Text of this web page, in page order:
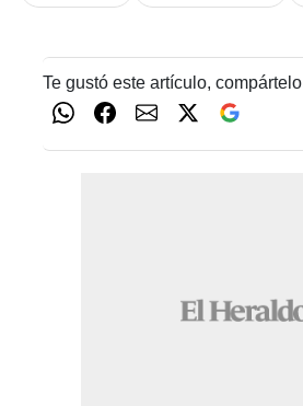
Te gustó este artículo, compártelo